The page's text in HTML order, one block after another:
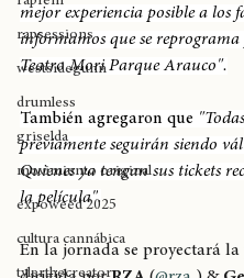
rapfem
rapsessions
westsidegunn
drumless
griselda
movimiento original
expoweed 2025
cultura cannábica
La productora anunció que
mejor experiencia posible a los
informamos que se
También agregaron que
previamente seguirán siendo
Quienes ya tengan sus tickets